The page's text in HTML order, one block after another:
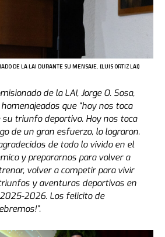
DE LA LAI DURANTE SU MENSAJE. (LUIS ORTIZ LAI)
de la LAI, Jorge O. Sosa,
que “hoy nos toca
triunfo deportivo. Hoy nos toca
de un gran esfuerzo, lo lograron.
de todo lo vivido en el
y prepararnos para volver a
volver a competir para vivir
y aventuras deportivas en
2026. Los felicito de